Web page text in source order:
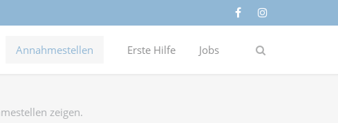
Annahmestellen Erste Hilfe Jobs
zeigen.